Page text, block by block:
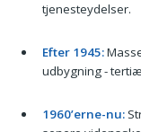
tjenesteydelser.
Efter 1945:
udbygning -
1960’erne-nu: